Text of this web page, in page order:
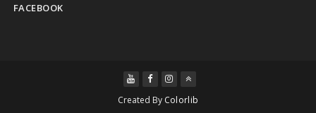
FACEBOOK
Created By Colorlib